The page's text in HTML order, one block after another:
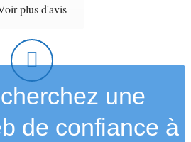
plus d'avis
une
de confiance à